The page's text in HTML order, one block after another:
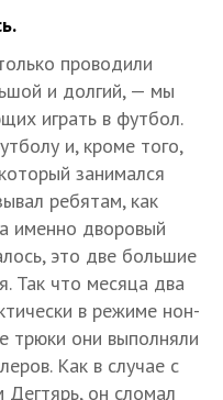
проводили
и долгий, — мы
играть в футбол.
и, кроме того,
занимался
ребятам, как
именно дворовый
это две большие
Так что месяца два
в режиме нон-
трюки они выполняли
Как в случае с
он сломал